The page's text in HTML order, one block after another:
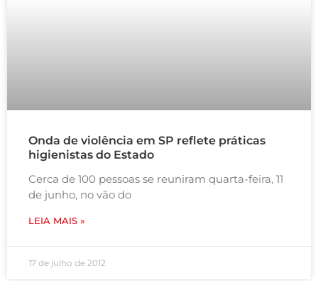
Onda de violência em SP reflete práticas
higienistas do Estado
Cerca de 100 pessoas se reuniram quarta-feira, 11
de junho, no vão do
LEIA MAIS »
17 de julho de 2012